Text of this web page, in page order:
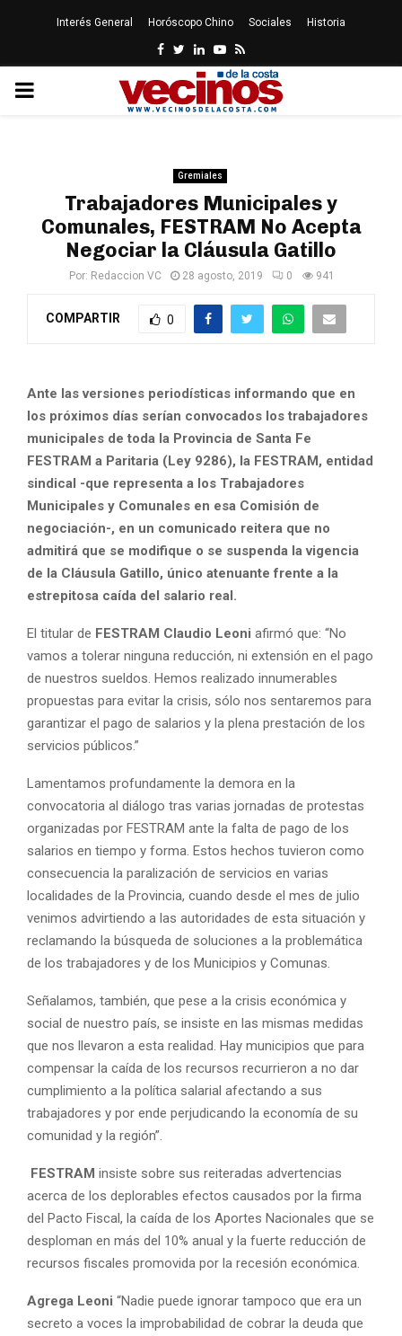
Interés General Horóscopo Chino Sociales Historia
Facebook
Twitter
LinkedinYoutube
Rss
PRIMARY
Gremiales
Trabajadores Municipales y
Comunales, FESTRAM No Acepta
Negociar la Cláusula Gatillo
Por: Redaccion VC 28 agosto, 2019 0 941
COMPARTIR 0
Ante las versiones periodísticas informando que en
los próximos días serían convocados los trabajadores
municipales de toda la Provincia de Santa Fe
FESTRAM a Paritaria (Ley 9286), la FESTRAM, entidad
sindical -que representa a los Trabajadores
Municipales y Comunales en esa Comisión de
negociación-, en un comunicado reitera que no
admitirá que se modifique o se suspenda la vigencia
de la Cláusula Gatillo, único atenuante frente a la
estrepitosa caída del salario real.
El titular de FESTRAM Claudio Leoni afirmó que: “No
vamos a tolerar ninguna reducción, ni extensión en el pago
de nuestros sueldos. Hemos realizado innumerables
propuestas para evitar la crisis, sólo nos sentaremos para
garantizar el pago de salarios y la plena prestación de los
servicios públicos.”
Lamentamos profundamente la demora en la
convocatoria al diálogo tras varias jornadas de protestas
organizadas por FESTRAM ante la falta de pago de los
salarios en tiempo y forma. Estos hechos tuvieron como
consecuencia la paralización de servicios en varias
localidades de la Provincia, cuando desde el mes de julio
venimos advirtiendo a las autoridades de esta situación y
reclamando la búsqueda de soluciones a la problemática
de los trabajadores y de los Municipios y Comunas.
Señalamos, también, que pese a la crisis económica y
social de nuestro país, se insiste en las mismas medidas
que nos llevaron a esta realidad. Hay municipios que para
compensar la caída de los recursos recurrieron a no dar
cumplimiento a la política salarial afectando a sus
trabajadores y por ende perjudicando la economía de su
comunidad y la región”.
FESTRAM insiste sobre sus reiteradas advertencias
acerca de los deplorables efectos causados por la firma
del Pacto Fiscal, la caída de los Aportes Nacionales que se
desploman en más del 10% anual y la fuerte reducción de
recursos fiscales promovida por la recesión económica.
Agrega Leoni “Nadie puede ignorar tampoco que era un
secreto a voces la improbabilidad de cobrar la deuda que